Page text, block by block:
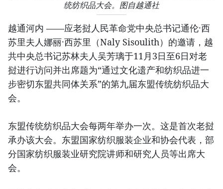
统纺织品大会。图自越通社
越通河内 ——应老挝人民革命党中央总书记通伦·西
苏里夫人娜丽·西苏里（Naly Sisoulith）的邀请，越
共中央总书记苏林夫人吴芳璃于11月3日至6日对老
挝进行访问并出席题为“通过文化遗产和纺织品进一
步密切东盟共同体关系”的第九届东盟传统纺织品大
会。
东盟传统纺织品大会每两年举办一次。这是首次老挝
承办该大会。东盟国家纺织服装企业和协会代表，部
分国家纺织服装业研究院讲师和研究人员等出席大
会。